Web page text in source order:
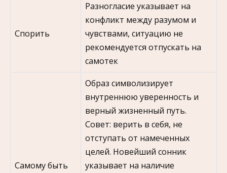
Спорить
Разногласие указывает на
конфликт между разумом и
чувствами, ситуацию не
рекомендуется отпускать на
самотек
Самому быть
Образ символизирует
внутреннюю уверенность и
верный жизненный путь.
Совет: верить в себя, не
отступать от намеченных
целей. Новейший сонник
указывает на наличие